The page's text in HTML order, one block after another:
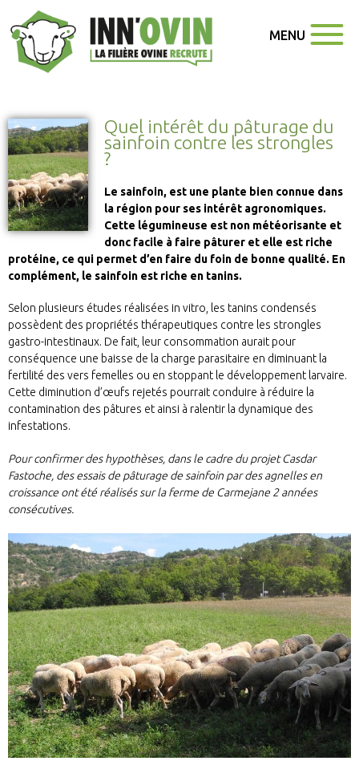
MENU
Quel intérêt du pâturage du
sainfoin contre les strongles
?
Le sainfoin, est une plante bien connue dans
la région pour ses intérêt agronomiques.
Cette légumineuse est non météorisante et
donc facile à faire pâturer et elle est riche
protéine, ce qui permet d’en faire du foin de bonne qualité. En
complément, le sainfoin est riche en tanins.
Selon plusieurs études réalisées in vitro, les tanins condensés
possèdent des propriétés thérapeutiques contre les strongles
gastro-intestinaux. De fait, leur consommation aurait pour
conséquence une baisse de la charge parasitaire en diminuant la
fertilité des vers femelles ou en stoppant le développement larvaire.
Cette diminution d’œufs rejetés pourrait conduire à réduire la
contamination des pâtures et ainsi à ralentir la dynamique des
infestations.
Pour confirmer des hypothèses, dans le cadre du projet Casdar
Fastoche, des essais de pâturage de sainfoin par des agnelles en
croissance ont été réalisés sur la ferme de Carmejane 2 années
consécutives.